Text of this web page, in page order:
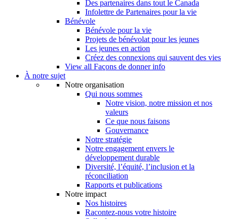
Des partenaires dans tout le Canada
Infolettre de Partenaires pour la vie
Bénévole
Bénévole pour la vie
Projets de bénévolat pour les jeunes
Les jeunes en action
Créez des connexions qui sauvent des vies
View all Façons de donner info
À notre sujet
Notre organisation
Qui nous sommes
Notre vision, notre mission et nos
valeurs
Ce que nous faisons
Gouvernance
Notre stratégie
Notre engagement envers le
développement durable
Diversité, l’équité, l’inclusion et la
réconciliation
Rapports et publications
Notre impact
Nos histoires
Racontez-nous votre histoire